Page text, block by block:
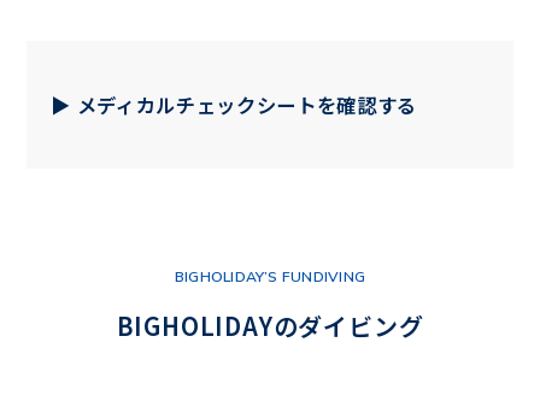
▶︎ メディカルチェックシートを確認する
BIGHOLIDAY’S FUNDIVING
BIGHOLIDAYのダイビング